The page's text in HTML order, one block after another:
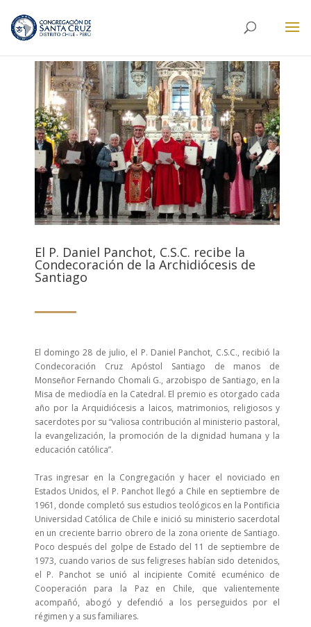
El P. Daniel Panchot, C.S.C. recibe la
Condecoración de la Archidiócesis de
Santiago
El domingo 28 de julio, el P. Daniel Panchot, C.S.C., recibió la
Condecoración Cruz Apóstol Santiago de manos de
Monseñor Fernando Chomali G., arzobispo de Santiago, en la
Misa de mediodía en la Catedral. El premio es otorgado cada
año por la Arquidiócesis a laicos, matrimonios, religiosos y
sacerdotes por su “valiosa contribución al ministerio pastoral,
la evangelización, la promoción de la dignidad humana y la
educación católica”.
Tras ingresar en la Congregación y hacer el noviciado en
Estados Unidos, el P. Panchot llegó a Chile en septiembre de
1961, donde completó sus estudios teológicos en la Pontificia
Universidad Católica de Chile e inició su ministerio sacerdotal
en un creciente barrio obrero de la zona oriente de Santiago.
Poco después del golpe de Estado del 11 de septiembre de
1973, cuando varios de sus feligreses habían sido detenidos,
el P. Panchot se unió al incipiente Comité ecuménico de
Cooperación para la Paz en Chile, que valientemente
acompañó, abogó y defendió a los perseguidos por el
régimen y a sus familiares.